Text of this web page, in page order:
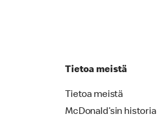
Tietoa meistä
Tietoa meistä
McDonald’sin historia